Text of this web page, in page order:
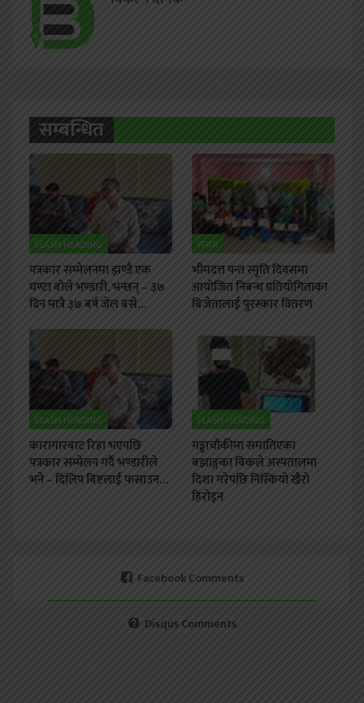
सम्बन्धित
FLASH HEADING
पत्रकार सम्मेलनमा झण्डै एक
घण्टा बोले भण्डारी, भन्छन् – ३७
दिन मात्रै ३७ बर्ष जेल बसे…
समाज
भीमदत्त पन्त स्मृति दिवसमा
आयोजित निबन्ध प्रतियोगिताका
बिजेतालाई पुरस्कार वितरण
FLASH HEADING
कारागारबाट रिहा भएपछि
पत्रकार सम्मेलन गर्दै भण्डारीले
भने – दिलिप बिष्टलाई फसाउन…
FLASH HEADING
गड्डाचौकीमा समातिएका
बझाङ्गका बिकले अस्पतालमा
दिशा गरेपछि निस्कियो खैरो
हिरोइन
Facebook Comments
Disqus Comments